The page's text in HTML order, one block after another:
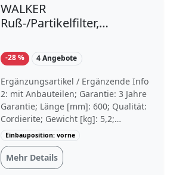
WALKER
Ruß-/Partikelfilter,
BMW 18307800704
18307812283
18307812285
-28 % 4 Angebote
Ergänzungsartikel / Ergänzende Info
2: mit Anbauteilen; Garantie: 3 Jahre
Garantie; Länge [mm]: 600; Qualität:
Cordierite; Gewicht [kg]: 5,2;
Kennbuchstabe: 91; TECDOC-
Motornummer: 19922, 24405; Baujahr
ab: 03/2007, 03/2009, 12/2009;
Baujahr bis: 09/2008, 03/2009;
Einbauposition: vorne
Mehr Details